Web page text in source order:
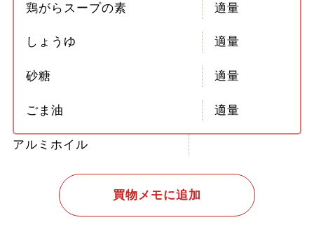
鶏がらスープの素 適量
しょうゆ 適量
砂糖 適量
ごま油 適量
アルミホイル
買物メモに追加